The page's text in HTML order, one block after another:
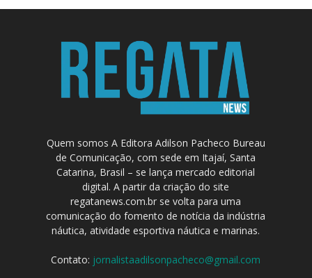
Quem somos A Editora Adilson Pacheco Bureau
de Comunicação, com sede em Itajaí, Santa
Catarina, Brasil – se lança mercado editorial
digital. A partir da criação do site
regatanews.com.br se volta para uma
comunicação do fomento de notícia da indústria
náutica, atividade esportiva náutica e marinas.
Contato: jornalistaadilsonpacheco@gmail.com